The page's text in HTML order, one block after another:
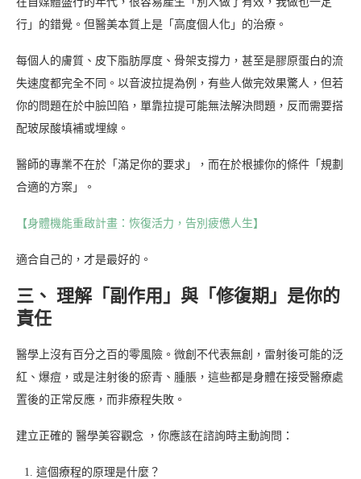
行」的錯覺。但醫美本質上是「高度個人化」的治療。
每個人的膚質、皮下脂肪厚度、骨架支撐力，甚至是膠原蛋白的流
失速度都完全不同。以音波拉提為例，有些人做完效果驚人，但若
你的問題在於中臉凹陷，單靠拉提可能無法解決問題，反而需要搭
配玻尿酸填補或埋線。
醫師的專業不在於「滿足你的要求」，而在於根據你的條件「規劃
合適的方案」。
【身體機能重啟計畫：恢復活力，告別疲憊人生】
適合自己的，才是最好的。
三、 理解「副作用」與「修復期」是你的
責任
醫學上沒有百分之百的零風險。微創不代表無創，雷射後可能的泛
紅、爆痘，或是注射後的瘀青、腫脹，這些都是身體在接受醫療處
置後的正常反應，而非療程失敗。
建立正確的 醫學美容觀念 ，你應該在諮詢時主動詢問：
這個療程的原理是什麼？